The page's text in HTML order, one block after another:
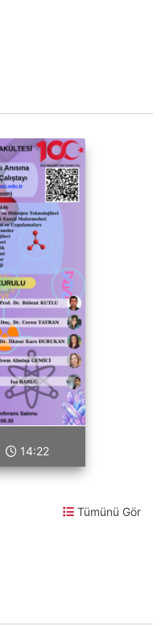
14:22
Tümünü Gör